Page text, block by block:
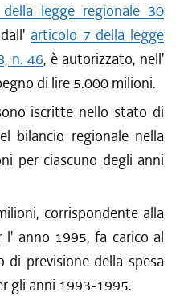
legge regionale 30
articolo 7 della legge
n. 46, è autorizzato, nell'
di lire 5.000 milioni.
iscritte nello stato di
bilancio regionale nella
per ciascuno degli anni
corrispondente alla
anno 1995, fa carico al
previsione della spesa
gli anni 1993-1995.